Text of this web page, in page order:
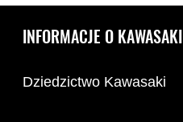
INFORMACJE O KAWASAKI
Dziedzictwo Kawasaki